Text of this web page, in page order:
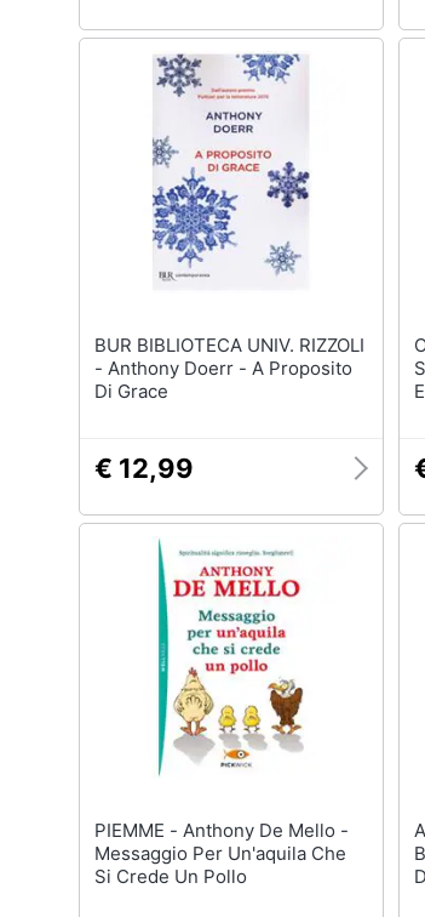
BUR BIBLIOTECA UNIV. RIZZOLI
- Anthony Doerr - A Proposito
Di Grace
€ 12,99
PIEMME - Anthony De Mello -
Messaggio Per Un'aquila Che
Si Crede Un Pollo